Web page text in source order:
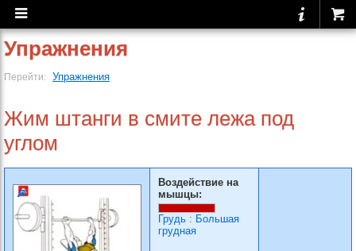
Упражнения
Перейти: Упражнения
Жим штанги в смите лежа под
углом
Воздействие на
мышцы:
Грудь : Большая
грудная